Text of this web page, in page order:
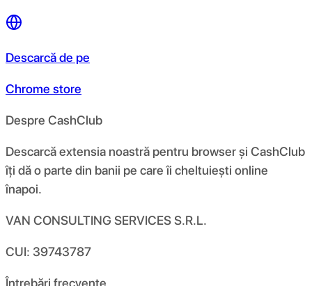
Descarcă de pe
Chrome store
Despre CashClub
Descarcă extensia noastră pentru browser și CashClub
îți dă o parte din banii pe care îi cheltuiești online
înapoi.
VAN CONSULTING SERVICES S.R.L.
CUI: 39743787
Întrebări frecvente